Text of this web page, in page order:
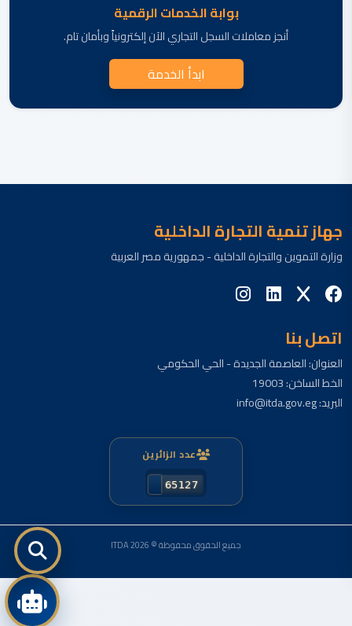
بوابة الخدمات الرقمية
أنجز معاملات السجل التجاري الآن إلكترونياً وبأمان تام.
ابدأ الخدمة
جهاز تنمية التجارة الداخلية
وزارة التموين والتجارة الداخلية - جمهورية مصر العربية
اتصل بنا
العنوان: العاصمة الجديدة - الحي الحكومي
الخط الساخن: 19003
البريد: info@itda.gov.eg
عدد الزائرين
جميع الحقوق محفوظة © ITDA 2026